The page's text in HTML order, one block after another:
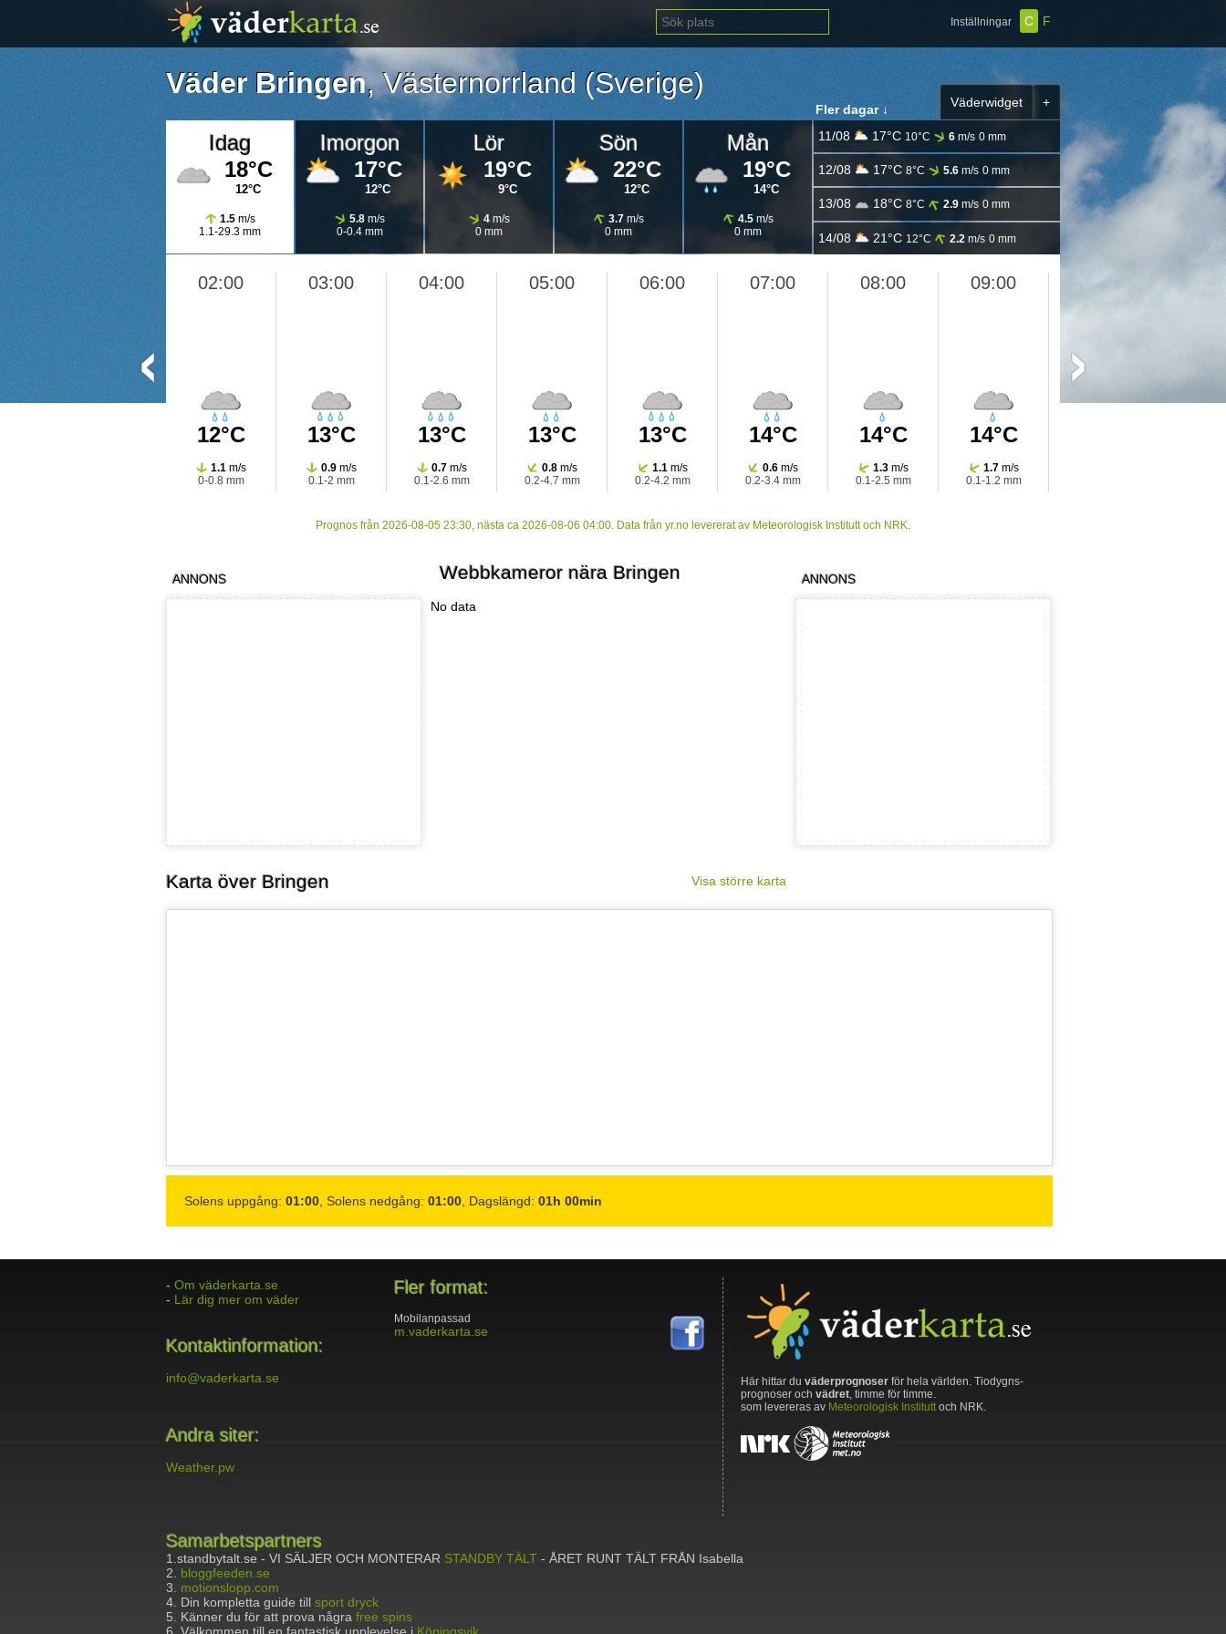
Inställningar C F
+
Väderwidget
Väder Bringen,Västernorrland (Sverige)
Fler dagar ↓
Idag
18°C
12°C
1.5m/s
1.1-29.3 mm
Imorgon
17°C
12°C
5.8m/s
0-0.4 mm
Lör
19°C
9°C
4m/s
0 mm
Sön
22°C
12°C
3.7m/s
0 mm
Mån
19°C
14°C
4.5m/s
0 mm
11/08 17°C 10°C 6 m/s 0 mm
12/08 17°C 8°C 5.6 m/s 0 mm
13/08 18°C 8°C 2.9 m/s 0 mm
14/08 21°C 12°C 2.2 m/s 0 mm
02:00
12°C
1.1m/s
0-0.8 mm
03:00
13°C
0.9m/s
0.1-2 mm
04:00
13°C
0.7m/s
0.1-2.6 mm
05:00
13°C
0.8m/s
0.2-4.7 mm
06:00
13°C
1.1m/s
0.2-4.2 mm
07:00
14°C
0.6m/s
0.2-3.4 mm
08:00
14°C
1.3m/s
0.1-2.5 mm
09:00
14°C
1.7m/s
0.1-1.2 mm
11:00 12:00
16°C
0-0.3 mm
13:00 14:00 15:00
17°C
m/s
0-1.4 mm
16:00
17°C 17°C
20:00
16°C 15°C 14°C 14°C
Prognos från 2026-08-05 23:30, nästa ca 2026-08-06 04:00. Data från yr.no levererat av Meteorologisk Institutt och NRK.
ANNONS
ANNONS Webbkameror nära Bringen
No data
Visa större karta
Karta över Bringen
Solens uppgång: 01:00 , Solens nedgång: 01:00 , Dagslängd: 01h 00min
- Om väderkarta.se
- Lär dig mer om väder
Kontaktinformation:
info@vaderkarta.se
Andra siter:
Weather.pw
Fler format:
Mobilanpassad
m.vaderkarta.se
Här hittar du väderprognoser för hela världen. Tiodygns-
prognoser och vädret, timme för timme.
som levereras av Meteorologisk Instituttoch NRK.
Samarbetspartners
1.standbytalt.se - VI SÄLJER OCH MONTERAR STANDBY TÄLT - ÅRET RUNT TÄLT FRÅN Isabella
2. bloggfeeden.se
3. motionslopp.com
4. Din kompletta guide till sport dryck
5. Känner du för att prova några free spins